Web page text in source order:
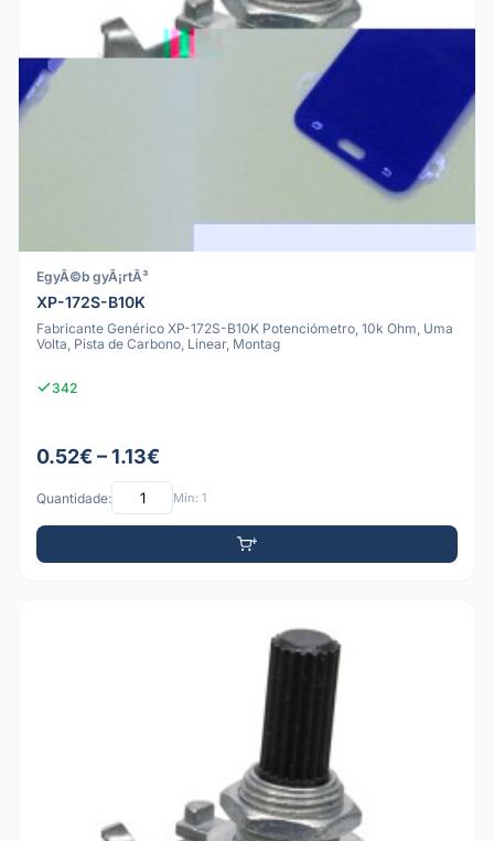
EgyÃ©b gyÃ¡rtÃ³
XP-172S-B10K
Fabricante Genérico XP-172S-B10K Potenciómetro, 10k Ohm, Uma
Volta, Pista de Carbono, Linear, Montag
342
0.52€ – 1.13€
Quantidade: Mín: 1